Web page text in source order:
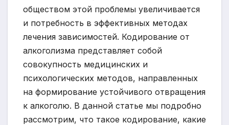
обществом этой проблемы увеличивается
и потребность в эффективных методах
лечения зависимостей. Кодирование от
алкоголизма представляет собой
совокупность медицинских и
психологических методов, направленных
на формирование устойчивого отвращения
к алкоголю. В данной статье мы подробно
рассмотрим, что такое кодирование, какие